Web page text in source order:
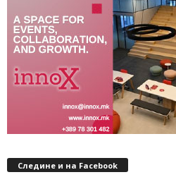
Следине и на Facebook